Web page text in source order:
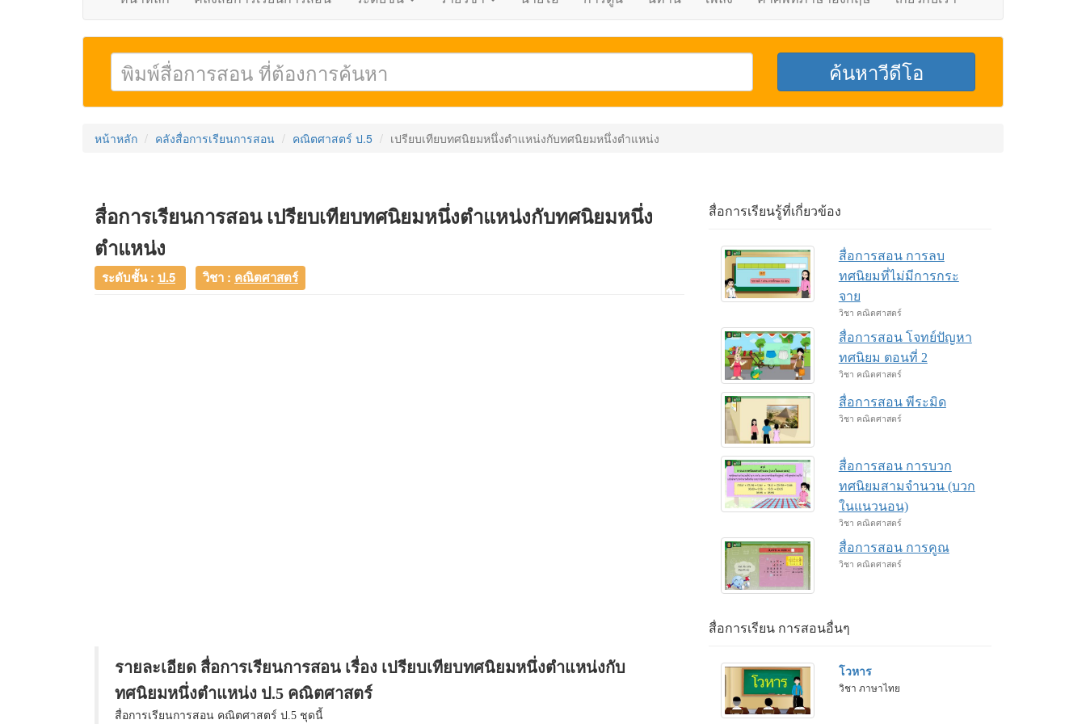
หน้าหลัก คลังสื่อการเรียนการสอน คณิตศาสตร์ ป.5 เปรียบเทียบทศนิยมหนึ่งตำแหน่งกับทศนิยมหนึ่งตำแหน่ง
สื่อการเรียนการสอน เปรียบเทียบทศนิยมหนึ่งตำแหน่งกับทศนิยมหนึ่ง
ตำแหน่ง
ระดับชั้น : ป.5 วิชา : คณิตศาสตร์
รายละเอียด สื่อการเรียนการสอน เรื่อง เปรียบเทียบทศนิยมหนึ่งตำแหน่งกับ
ทศนิยมหนึ่งตำแหน่ง ป.5 คณิตศาสตร์
สื่อการเรียนการสอน คณิตศาสตร์ ป.5 ชุดนี้
สื่อการเรียนรู้ที่เกี่ยวข้อง
สื่อการสอน การลบ
ทศนิยมที่ไม่มีการกระ
จาย
วิชา คณิตศาสตร์
สื่อการสอน โจทย์ปัญหา
ทศนิยม ตอนที่ 2
วิชา คณิตศาสตร์
สื่อการสอน พีระมิด
วิชา คณิตศาสตร์
สื่อการสอน การบวก
ทศนิยมสามจำนวน (บวก
ในแนวนอน)
วิชา คณิตศาสตร์
สื่อการสอน การคูณ
วิชา คณิตศาสตร์
สื่อการเรียน การสอนอื่นๆ
โวหาร
วิชา ภาษาไทย